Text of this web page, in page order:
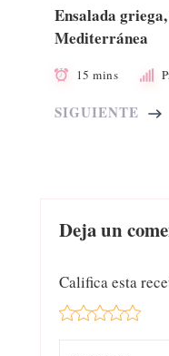
Ensalada
Mediterránea
15 mins
SIGUIENTE
Deja un
Califica esta